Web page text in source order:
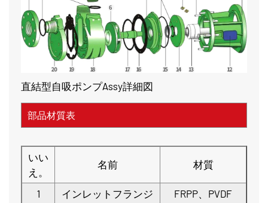
直結型自吸ポンプAssy詳細図
部品材質表
いい
え。
名前 材質
1 インレットフランジ
FRPP、PVDF